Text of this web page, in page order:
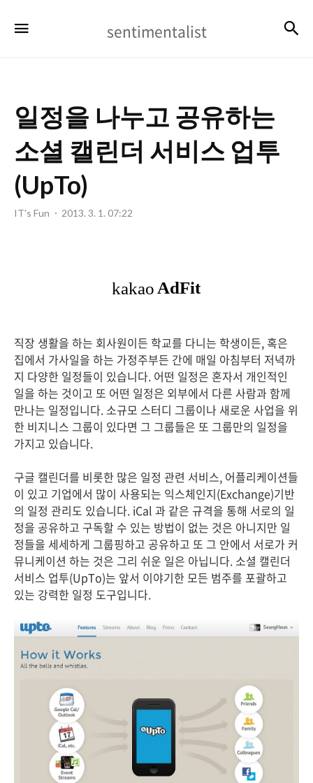
sentimentalist
일정을 나누고 공유하는
소셜 캘린더 서비스 업투
(UpTo)
IT's Fun 2013. 3. 1. 07:22
직장 생활을 하는 회사원이든 학교를 다니는 학생이든, 혹은
집에서 가사일을 하는 가정주부든 간에 매일 아침부터 저녁까
지 다양한 일정들이 있습니다. 어떤 일정은 혼자서 개인적인
일을 하는 것이고 또 어떤 일정은 외부에서 다른 사람과 함께
만나는 일정입니다. 소규모 스터디 그룹이나 새로운 사업을 위
한 비지니스 그룹이 있다면 그 그룹들은 또 그룹만의 일정을
가지고 있습니다.
구글 캘린더를 비롯한 많은 일정 관련 서비스, 어플리케이션들
이 있고 기업에서 많이 사용되는 익스체인지(Exchange)기반
의 일정 관리도 있습니다. iCal 과 같은 규격을 통해 서로의 일
정을 공유하고 구독할 수 있는 방법이 없는 것은 아니지만 일
정들을 세세하게 그룹핑하고 공유하고 또 그 안에서 서로가 커
뮤니케이션 하는 것은 그리 쉬운 일은 아닙니다. 소셜 캘린더
서비스 업투(UpTo)는 앞서 이야기한 모든 범주를 포괄하고
있는 강력한 일정 도구입니다.